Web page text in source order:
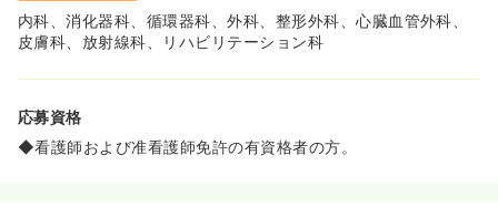
内科、消化器科、循環器科、外科、整形外科、心臓血管外科、
皮膚科、放射線科、リハビリテーション科
応募資格
◆看護師および准看護師免許の有資格者の方。